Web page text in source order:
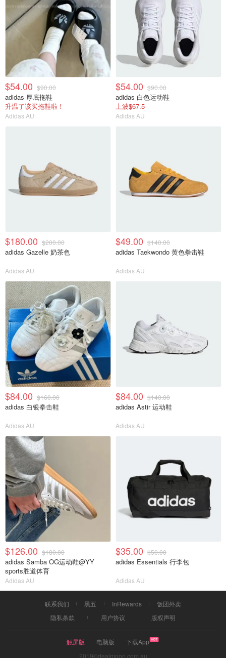
$54.00 $90.00
adidas 厚底拖鞋
升温了该买拖鞋啦！
Adidas AU
$54.00 $90.00
adidas 白色运动鞋
上波$67.5
Adidas AU
$180.00 $200.00
adidas Gazelle 奶茶色
Adidas AU
$49.00 $140.00
adidas Taekwondo 黄色拳击鞋
Adidas AU
$84.00 $160.00
adidas 白银拳击鞋
Adidas AU
$84.00 $140.00
adidas Astir 运动鞋
Adidas AU
$126.00 $180.00
adidas Samba OG运动鞋@YY
sports胜道体育
Adidas AU
$35.00 $50.00
adidas Essentials 行李包
Adidas AU
联系我们 黑五 InRewards
饭团外卖
隐私条款
用户协议 版权声明
触屏版 电脑版
下载App
2019©dealmoon.com.au